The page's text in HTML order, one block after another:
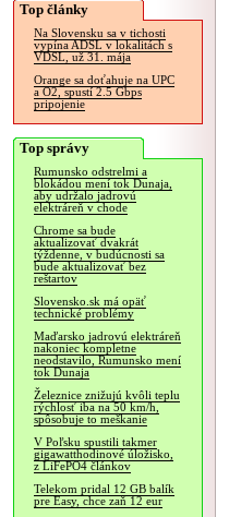
Top články
Na Slovensku sa v tichosti
vypína ADSL v lokalitách s
VDSL, už 31. mája
Orange sa doťahuje na UPC
a O2, spustí 2.5 Gbps
pripojenie
Top správy
Rumunsko odstrelmi a
blokádou mení tok Dunaja,
aby udržalo jadrovú
elektráreň v chode
Chrome sa bude
aktualizovať dvakrát
týždenne, v budúcnosti sa
bude aktualizovať bez
reštartov
Slovensko.sk má opäť
technické problémy
Maďarsko jadrovú elektráreň
nakoniec kompletne
neodstavilo, Rumunsko mení
tok Dunaja
Železnice znižujú kvôli teplu
rýchlosť iba na 50 km/h,
spôsobuje to meškanie
V Poľsku spustili takmer
gigawatthodinové úložisko,
z LiFePO4 článkov
Telekom pridal 12 GB balík
pre Easy, chce zaň 12 eur